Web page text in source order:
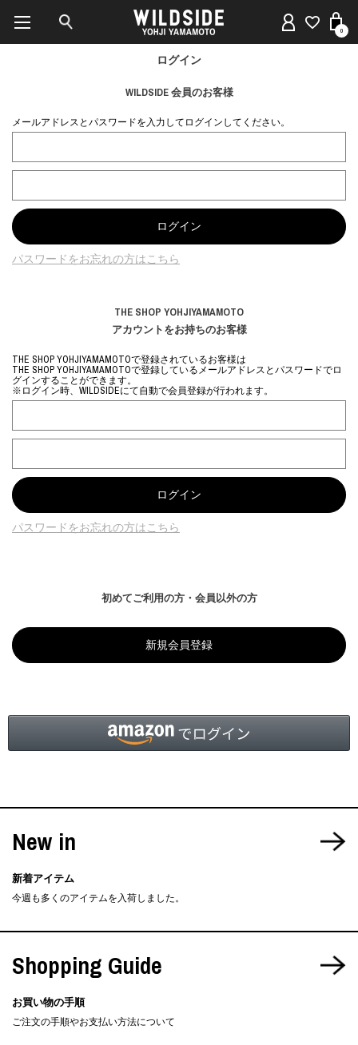
0
ログイン
WILDSIDE 会員のお客様
メールアドレスとパスワードを入力してログインしてください。
パスワードをお忘れの方はこちら
THE SHOP YOHJIYAMAMOTO
アカウントをお持ちのお客様
THE SHOP YOHJIYAMAMOTOで登録されているお客様は
THE SHOP YOHJIYAMAMOTOで登録しているメールアドレスとパスワードでロ
グインすることができます。
※ログイン時、WILDSIDEにて自動で会員登録が行われます。
パスワードをお忘れの方はこちら
初めてご利用の方・会員以外の方
New in
新着アイテム
今週も多くのアイテムを入荷しました。
Shopping Guide
お買い物の手順
ご注文の手順やお支払い方法について